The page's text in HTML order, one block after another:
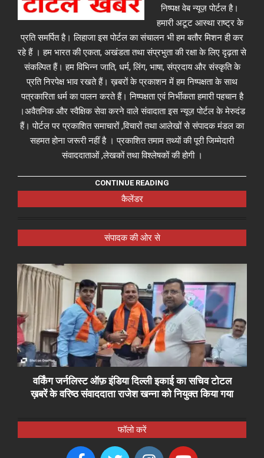
निष्पक्ष वेब न्यूज़ पोर्टल है।
हमारी अटूट आस्था राष्ट्र के
प्रति समर्पित है। लिहाजा इस पोर्टल का संचालन भी हम बतौर मिशन ही कर
रहे हैं । हम भारत की एकता, अखंडता तथा संप्रभुता की रक्षा के लिए दृढ़ता से
संकल्पित हैं। हम विभिन्न जाति, धर्म, लिंग, भाषा, संप्रदाय और संस्कृति के
प्रति निरपेक्ष भाव रखते हैं। ख़बरों के प्रकाशन में हम निष्पक्षता के साथ
पत्रकारिता धर्म का पालन करते हैं। निष्पक्षता एवं निर्भीकता हमारी पहचान है
।अवैतनिक और स्वैक्षिक सेवा करने वाले संवादाता इस न्यूज़ पोर्टल के मेरुदंड
हैं। पोर्टल पर प्रकाशित समाचारों ,विचारों तथा आलेखों से संपादक मंडल का
सहमत होना जरूरी नहीं है । प्रकाशित तमाम तथ्यों की पूरी जिम्मेदारी
संवाददाताओं ,लेखकों तथा विश्लेषकों की होगी ।
CONTINUE READING
कैलेंडर
संपादक की ओर से
वर्किंग जर्नलिस्ट ऑफ़ इंडिया दिल्ली इकाई का सचिव टोटल
ख़बरें के वरिष्ठ संवाददाता राजेश खन्ना को नियुक्त किया गया
फॉलो करें